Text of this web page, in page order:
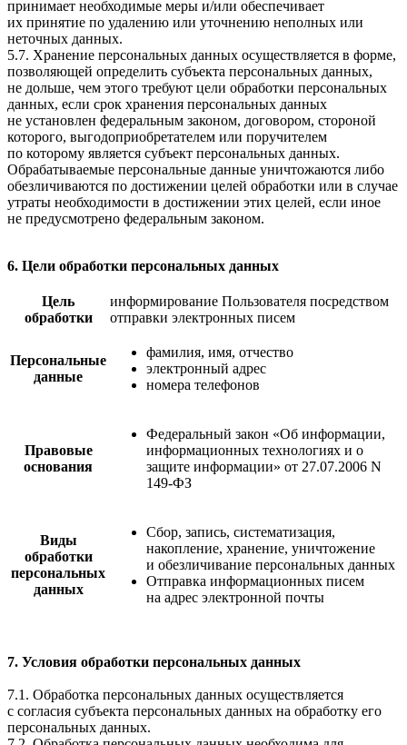
принимает необходимые меры и/или обеспечивает
их принятие по удалению или уточнению неполных или
неточных данных.
5.7. Хранение персональных данных осуществляется в форме,
позволяющей определить субъекта персональных данных,
не дольше, чем этого требуют цели обработки персональных
данных, если срок хранения персональных данных
не установлен федеральным законом, договором, стороной
которого, выгодоприобретателем или поручителем
по которому является субъект персональных данных.
Обрабатываемые персональные данные уничтожаются либо
обезличиваются по достижении целей обработки или в случае
утраты необходимости в достижении этих целей, если иное
не предусмотрено федеральным законом.
6. Цели обработки персональных данных
Цель
обработки
информирование Пользователя посредством
отправки электронных писем
Персональные
данные
фамилия, имя, отчество
электронный адрес
номера телефонов
Правовые
основания
Федеральный закон «Об информации,
информационных технологиях и о
защите информации» от 27.07.2006 N
149-ФЗ
Виды
обработки
персональных
данных
Сбор, запись, систематизация,
накопление, хранение, уничтожение
и обезличивание персональных данных
Отправка информационных писем
на адрес электронной почты
7. Условия обработки персональных данных
7.1. Обработка персональных данных осуществляется
с согласия субъекта персональных данных на обработку его
персональных данных.